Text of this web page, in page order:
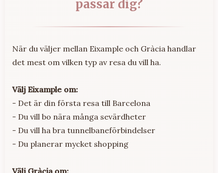
passar dig?
När du väljer mellan Eixample och Gràcia handlar
det mest om vilken typ av resa du vill ha.
Välj Eixample om:
- Det är din första resa till Barcelona
- Du vill bo nära många sevärdheter
- Du vill ha bra tunnelbaneförbindelser
- Du planerar mycket shopping